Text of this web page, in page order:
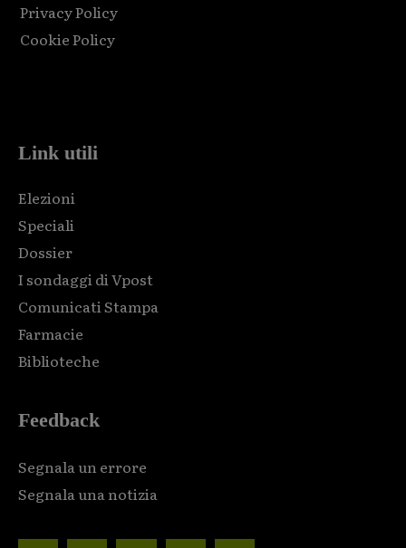
Privacy Policy
Cookie Policy
Link utili
Elezioni
Speciali
Dossier
I sondaggi di Vpost
Comunicati Stampa
Farmacie
Biblioteche
Feedback
Segnala un errore
Segnala una notizia